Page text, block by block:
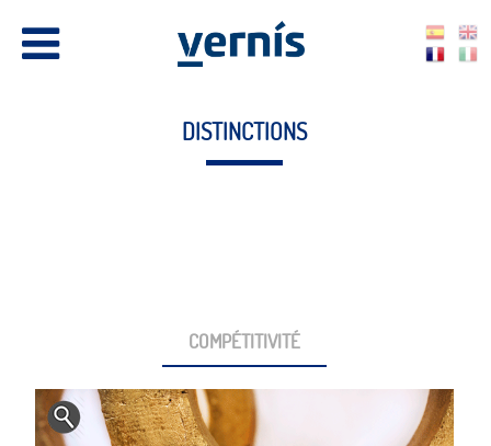
DISTINCTIONS
COMPÉTITIVITÉ